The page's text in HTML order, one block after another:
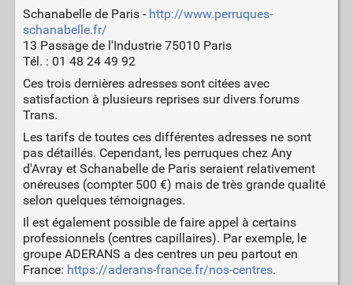
Schanabelle de Paris - http://www.perruques-
schanabelle.fr/
13 Passage de l'Industrie 75010 Paris
Tél. : 01 48 24 49 92
Ces trois dernières adresses sont citées avec
satisfaction à plusieurs reprises sur divers forums
Trans.
Les tarifs de toutes ces différentes adresses ne sont
pas détaillés. Cependant, les perruques chez Any
d'Avray et Schanabelle de Paris seraient relativement
onéreuses (compter 500 €) mais de très grande qualité
selon quelques témoignages.
Il est également possible de faire appel à certains
professionnels (centres capillaires). Par exemple, le
groupe ADERANS a des centres un peu partout en
France: https://aderans-france.fr/nos-centres.